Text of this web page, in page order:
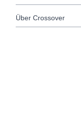
Über Crossover